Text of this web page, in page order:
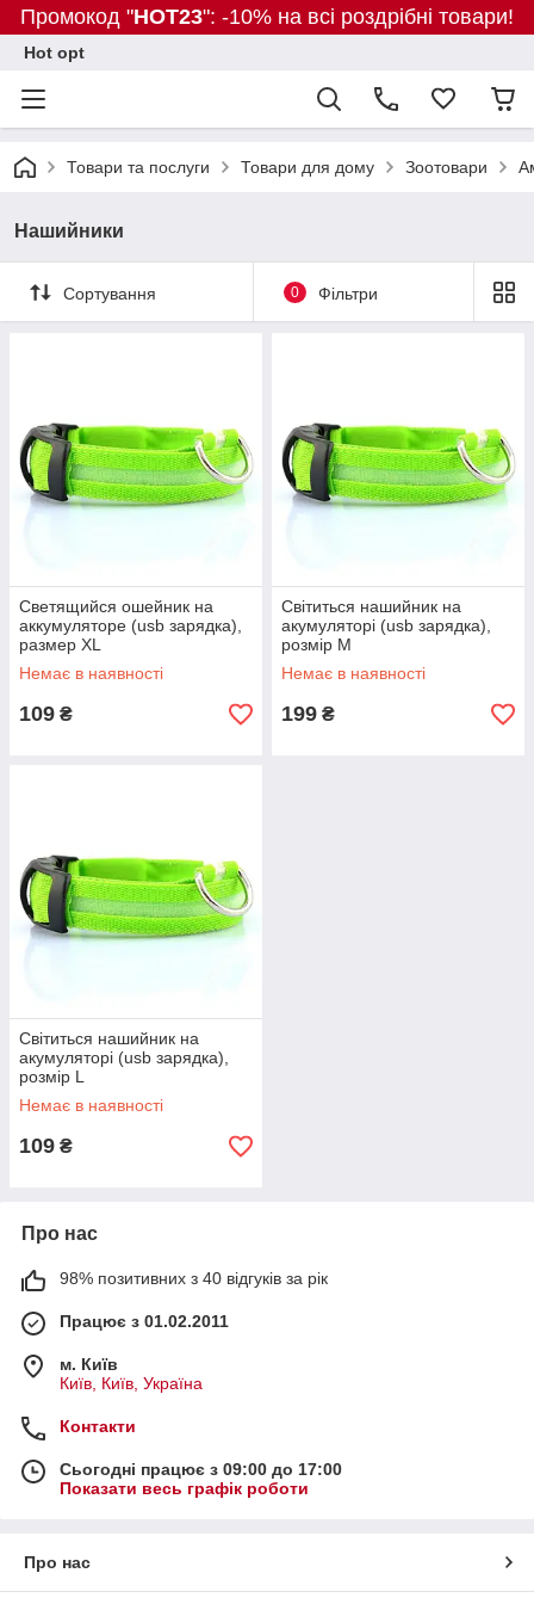
Промокод "HOT23": -10% на всі роздрібні товари!
Hot opt
Товари та послуги Товари для дому Зоотовари
Нашийники
Сортування 0 Фільтри
Светящийся ошейник на
аккумуляторе (usb зарядка),
размер ХL
Немає в наявності
109 ₴
Світиться нашийник на
акумуляторі (usb зарядка),
розмір М
Немає в наявності
199 ₴
Світиться нашийник на
акумуляторі (usb зарядка),
розмір L
Немає в наявності
109 ₴
Про нас
98% позитивних з 40 відгуків за рік
Працює з 01.02.2011
м. Київ
Київ, Київ, Україна
Контакти
Сьогодні працює з 09:00 до 17:00
Показати весь графік роботи
Про нас